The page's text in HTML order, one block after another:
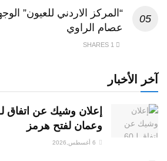
“المركز الاردني للعيون”
عصام الراوي
آخر الأخبار
وعمان لفتح هرمز